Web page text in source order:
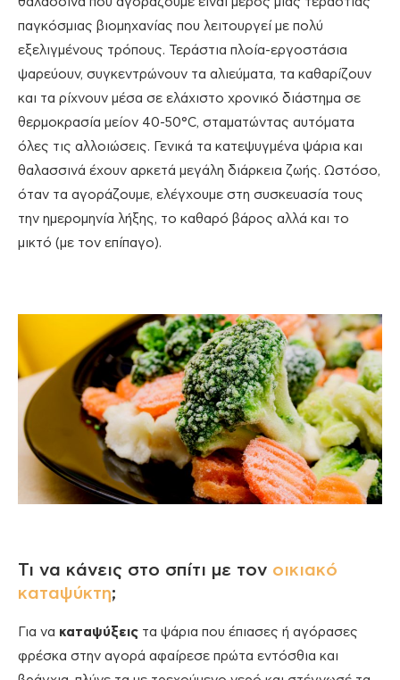
παγκόσμιας βιομηχανίας που λειτουργεί με πολύ
εξελιγμένους τρόπους. Τεράστια πλοία-εργοστάσια
ψαρεύουν, συγκεντρώνουν τα αλιεύματα, τα καθαρίζουν
και τα ρίχνουν μέσα σε ελάχιστο χρονικό διάστημα σε
θερμοκρασία μείον 40-50°C, σταματώντας αυτόματα
όλες τις αλλοιώσεις. Γενικά τα κατεψυγμένα ψάρια και
θαλασσινά έχουν αρκετά μεγάλη διάρκεια ζωής. Ωστόσο,
όταν τα αγοράζουμε, ελέγχουμε στη συσκευασία τους
την ημερομηνία λήξης, το καθαρό βάρος αλλά και το
μικτό (με τον επίπαγο).
Τι να κάνεις στο σπίτι με τον οικιακό
καταψύκτη;
Για να καταψύξεις τα ψάρια που έπιασες ή αγόρασες
φρέσκα στην αγορά αφαίρεσε πρώτα εντόσθια και